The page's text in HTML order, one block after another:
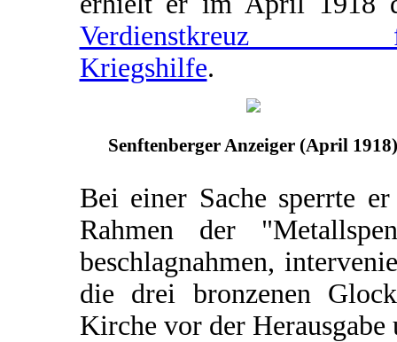
Verdienstkreuz
Kriegshilfe.
Senftenberger Anzeiger (April 1918)
Bei einer Sache sperrte
Rahmen der
beschlagnahmen,
die drei bronzenen
Kirche vor der Herausgabe